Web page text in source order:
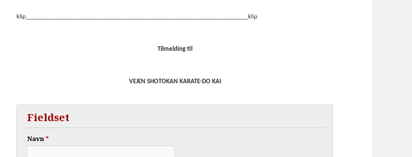
klip__________________________________________________________________________klip
Tilmelding til
VEJEN SHOTOKAN KARATE-DO KAI
Fieldset
Navn*